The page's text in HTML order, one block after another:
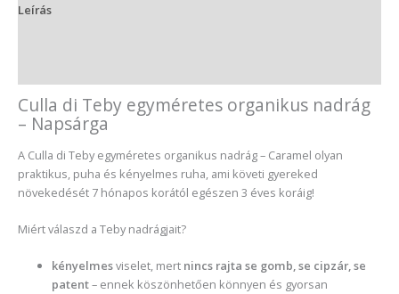
Leírás
Culla di Teby egyméretes organikus nadrág
– Napsárga
A Culla di Teby egyméretes organikus nadrág – Caramel olyan
praktikus, puha és kényelmes ruha, ami követi gyereked
növekedését 7 hónapos korától egészen 3 éves koráig!
Miért válaszd a Teby nadrágjait?
kényelmesviselet, mert nincs rajta se gomb, se cipzár, se
patent– ennek köszönhetően könnyen és gyorsan